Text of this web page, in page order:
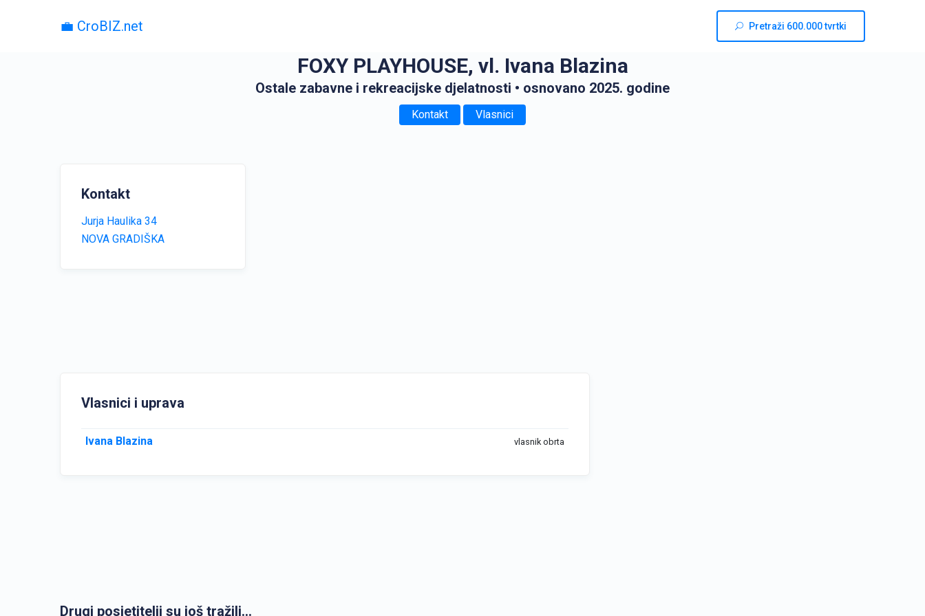
💼 CroBIZ.net Pretraži 600.000 tvrtki
FOXY PLAYHOUSE, vl. Ivana Blazina
Ostale zabavne i rekreacijske djelatnosti • osnovano 2025. godine
Kontakt Vlasnici
Kontakt
Jurja Haulika 34
NOVA GRADIŠKA
Vlasnici i uprava
Ivana Blazina vlasnik obrta
Drugi posjetitelji su još tražili...